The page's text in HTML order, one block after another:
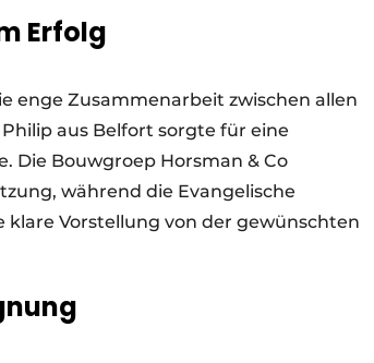
Erfolg
enge Zusammenarbeit zwischen allen
aus Belfort sorgte für eine
Die Bouwgroep Horsman & Co
während die Evangelische
Vorstellung von der gewünschten